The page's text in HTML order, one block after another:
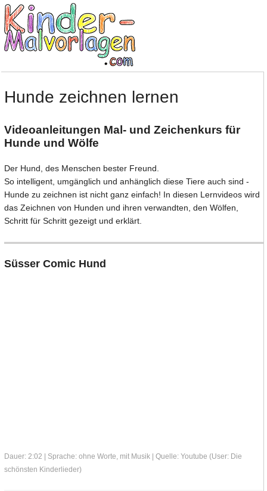
Hunde zeichnen lernen
Videoanleitungen Mal- und Zeichenkurs für
Hunde und Wölfe
Der Hund, des Menschen bester Freund.
So intelligent, umgänglich und anhänglich diese Tiere auch sind -
Hunde zu zeichnen ist nicht ganz einfach! In diesen Lernvideos wird
das Zeichnen von Hunden und ihren verwandten, den Wölfen,
Schritt für Schritt gezeigt und erklärt.
Süsser Comic Hund
Dauer: 2:02 | Sprache: ohne Worte, mit Musik | Quelle: Youtube (User: Die
schönsten Kinderlieder)